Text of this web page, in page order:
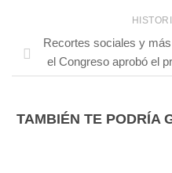
Recortes sociales y
el Congreso aprobó el
TAMBIÉN TE PODRÍA